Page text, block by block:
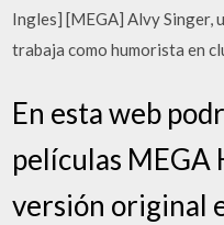
Ingles] [MEGA] Alvy Singer,
trabaja como humorista en
En esta web
películas MEGA
versión original